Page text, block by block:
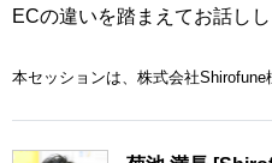
ECの違いを踏まえてお話しし
本セッションは、株式会社Shirofune